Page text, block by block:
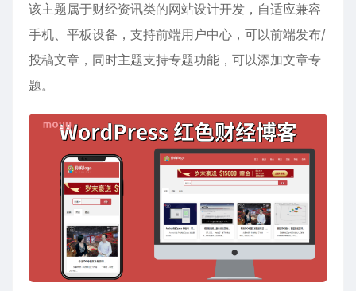
该主题属于财经资讯类的网站设计开发，自适应兼容
手机、平板设备，支持前端用户中心，可以前端发布/
投稿文章，同时主题支持专题功能，可以添加文章专
题。